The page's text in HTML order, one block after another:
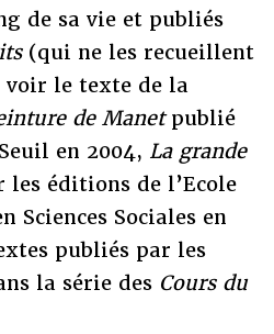
de sa vie et publiés
(qui ne les recueillent
voir le texte de la
de Manetpublié
en 2004, La grande
éditions de l’Ecole
Sciences Sociales en
publiés par les
la série des Cours du